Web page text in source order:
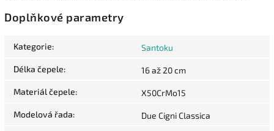
Doplňkové parametry
Kategorie: Santoku
Délka čepele: 16 až 20 cm
Materiál čepele: X50CrMo15
Modelová řada: Due Cigni Classica